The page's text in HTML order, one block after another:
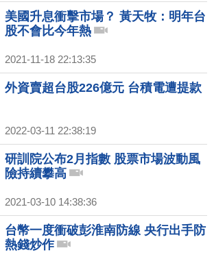
美國升息衝擊市場？ 黃天牧：明年台
股不會比今年熱
2021-11-18 22:13:35
外資賣超台股226億元 台積電遭提款
2022-03-11 22:38:19
研訓院公布2月指數 股票市場波動風
險持續攀高
2021-03-10 14:38:36
台幣一度衝破彭淮南防線 央行出手防
熱錢炒作